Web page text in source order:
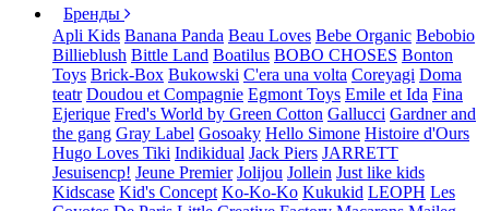
Бренды
Apli Kids Banana Panda Beau Loves Bebe Organic Bebobio
Billieblush Bittle Land Boatilus BOBO CHOSES Bonton
Toys Brick-Box Bukowski C'era una volta Coreyagi Doma
teatr Doudou et Compagnie Egmont Toys Emile et Ida Fina
Ejerique Fred's World by Green Cotton Gallucci Gardner and
the gang Gray Label Gosoaky Hello Simone Histoire d'Ours
Hugo Loves Tiki Indikidual Jack Piers JARRETT
Jesuisencp! Jeune Premier Jolijou Jollein Just like kids
Kidscase Kid's Concept Ko-Ko-Ko Kukukid LEOPH Les